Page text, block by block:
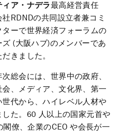
ィア・ナデラ最高経営責任
RDNDの共同設立者兼コミ
ーで世界経済フォーラムの
(大阪ハブ)のメンバーであ
きました。
総会には、世界中の政府、
、メディア、文化界、第一
代から、ハイレベル人材や
た。60 人以上の国家元首や
僚、企業のCEO や会長が一